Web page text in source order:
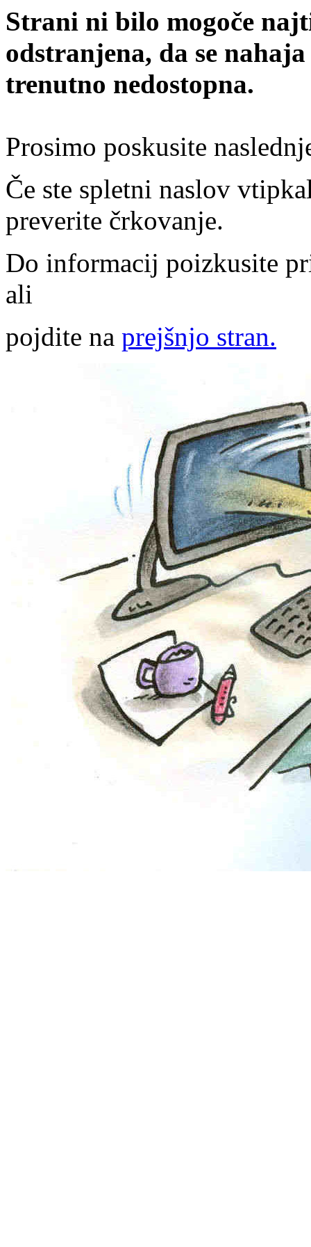
Strani ni bilo mogoče
odstranjena, da se
trenutno nedostopna.
Prosimo poskusite
Če ste spletni naslov
preverite črkovanje.
Do informacij poizkusite
ali
pojdite na prejšnjo stran.